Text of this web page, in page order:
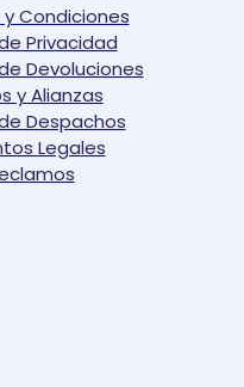
Condiciones
Privacidad
Devoluciones
y Alianzas
Despachos
Legales